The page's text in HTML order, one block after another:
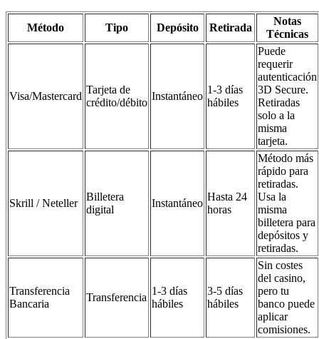
Método Tipo Depósito Retirada
Notas
Técnicas
Visa/Mastercard
Tarjeta de
crédito/débito
Instantáneo
1-3 días
hábiles
Puede
requerir
autenticación
3D Secure.
Retiradas
solo a la
misma
tarjeta.
Skrill / Neteller
Billetera
digital
Instantáneo
Hasta 24
horas
Método más
rápido para
retiradas.
Usa la
misma
billetera para
depósitos y
retiradas.
Transferencia
Bancaria
Transferencia
1-3 días
hábiles
3-5 días
hábiles
Sin costes
del casino,
pero tu
banco puede
aplicar
comisiones.